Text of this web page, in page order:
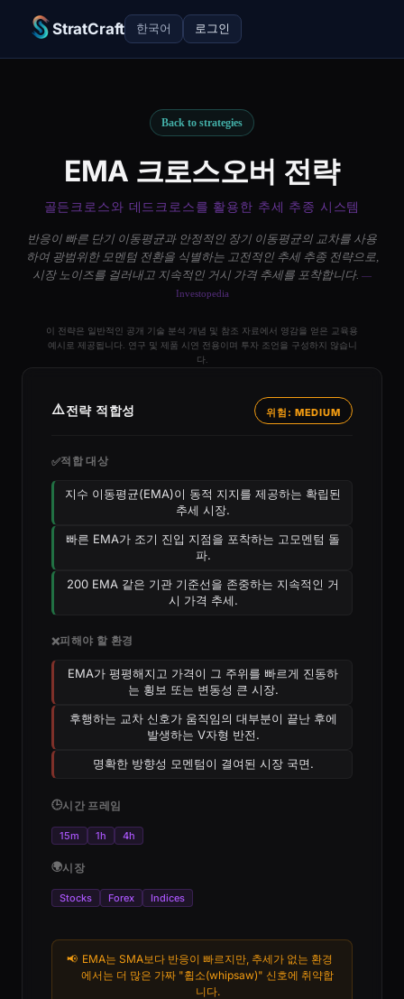
StratCraft 한국어 로그인
Back to strategies
EMA 크로스오버 전략
골든크로스와 데드크로스를 활용한 추세 추종 시스템
반응이 빠른 단기 이동평균과 안정적인 장기 이동평균의 교차를 사용
하여 광범위한 모멘텀 전환을 식별하는 고전적인 추세 추종 전략으로,
시장 노이즈를 걸러내고 지속적인 거시 가격 추세를 포착합니다. —
Investopedia
이 전략은 일반적인 공개 기술 분석 개념 및 참조 자료에서 영감을 얻은 교육용
예시로 제공됩니다. 연구 및 제품 시연 전용이며 투자 조언을 구성하지 않습니
다.
⚠️전략 적합성 위험: MEDIUM
✅적합 대상
지수 이동평균(EMA)이 동적 지지를 제공하는 확립된
추세 시장.
빠른 EMA가 조기 진입 지점을 포착하는 고모멘텀 돌
파.
200 EMA 같은 기관 기준선을 존중하는 지속적인 거
시 가격 추세.
❌피해야 할 환경
EMA가 평평해지고 가격이 그 주위를 빠르게 진동하
는 횡보 또는 변동성 큰 시장.
후행하는 교차 신호가 움직임의 대부분이 끝난 후에
발생하는 V자형 반전.
명확한 방향성 모멘텀이 결여된 시장 국면.
🕒시간 프레임
15m 1h 4h
🌍시장
Stocks Forex Indices
📢 EMA는 SMA보다 반응이 빠르지만, 추세가 없는 환경
에서는 더 많은 가짜 "휩소(whipsaw)" 신호에 취약합
니다.